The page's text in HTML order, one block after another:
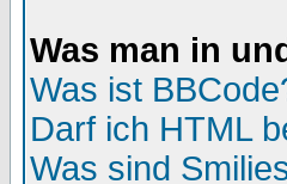
Was man in
Was ist
Darf ich HTML
Was sind